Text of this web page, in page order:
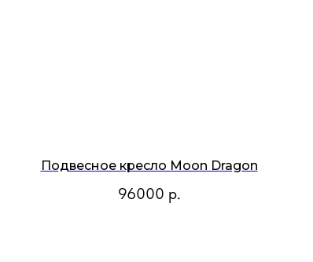
Подвесное кресло Moon Dragon
96000 р.